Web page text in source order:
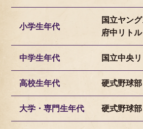
小学生年代
国立ヤン
府中リト
中学生年代 国立中央
高校生年代 硬式野球部
大学・専門生年代 硬式野球部